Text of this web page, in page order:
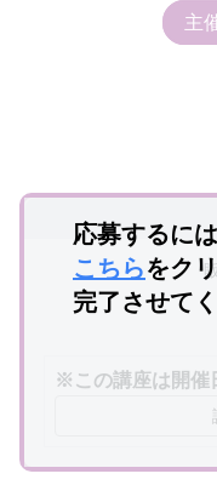
主
※この講座は開催
応募するに
こちらをク
完了させて